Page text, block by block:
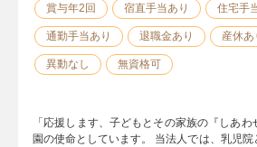
賞与年2回 宿直手当あり 住宅手
通勤手当あり 退職金あり 産休あ
異動なし 無資格可
「応援します、子どもとその家族の『しあ
園の使命としています。 当法人では、乳児